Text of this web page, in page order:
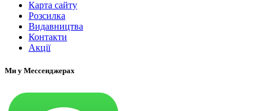
Карта сайту
Розсилка
Видавництва
Контакти
Акції
Ми у Мессенджерах